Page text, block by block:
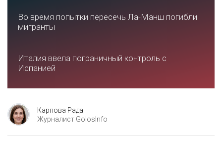
Во время попытки пересечь Ла-Манш погибли
мигранты
Италия ввела пограничный контроль с
Испанией
Карпова Рада
Журналист GolosInfo